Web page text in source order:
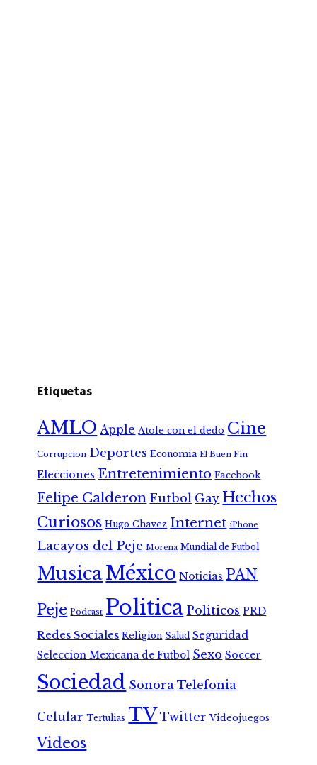
Etiquetas
AMLO Apple Atole con el dedo Cine
Corrupcion Deportes Economia El Buen Fin
Elecciones Entretenimiento Facebook
Felipe Calderon Futbol Gay Hechos
Curiosos Hugo Chavez Internet iPhone
Lacayos del Peje Morena Mundial de Futbol
MusicaMéxico Noticias PAN
Peje Podcast Politica Politicos PRD
Redes Sociales Religion Salud Seguridad
Seleccion Mexicana de Futbol Sexo Soccer
Sociedad Sonora Telefonia
Celular Tertulias TV Twitter Videojuegos
Videos